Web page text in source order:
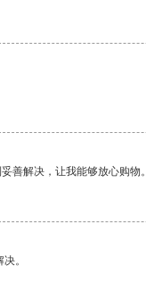
善解决，让我能够放心购物。
。